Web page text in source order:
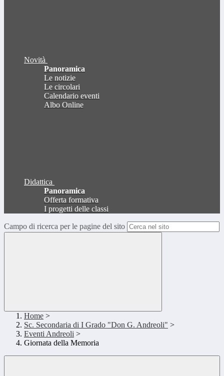
Novità
Panoramica
Le notizie
Le circolari
Calendario eventi
Albo Online
Didattica
Panoramica
Offerta formativa
I progetti delle classi
Campo di ricerca per le pagine del sito
Home >
Sc. Secondaria di I Grado "Don G. Andreoli" >
Eventi Andreoli >
Giornata della Memoria